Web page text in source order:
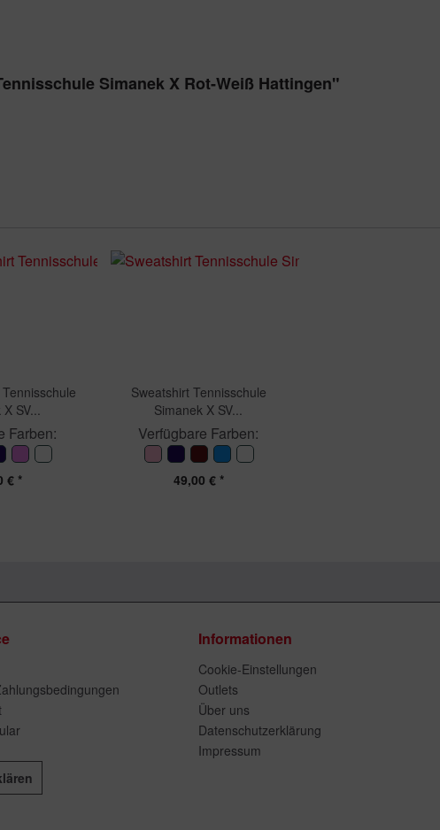
Simanek X Rot-Weiß Hattingen"
SV...
Farben:
€ *
Sweatshirt Tennisschule
Simanek X SV...
Verfügbare Farben:
49,00 € *
Informationen
Cookie-Einstellungen
Outlets
Über uns
Datenschutzerklärung
Impressum